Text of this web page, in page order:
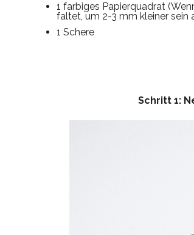
1 farbiges Papierquadrat
faltet, um 2-3 mm kleiner sein
1 Schere
Schritt 1: